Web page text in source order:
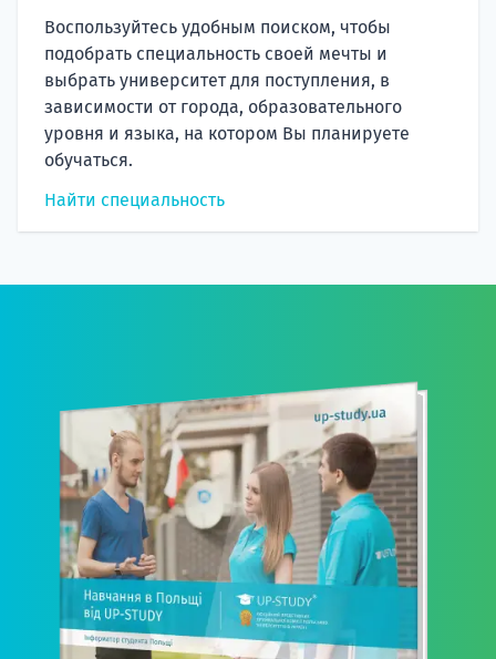
Воспользуйтесь удобным поиском, чтобы
подобрать специальность своей мечты и
выбрать университет для поступления, в
зависимости от города, образовательного
уровня и языка, на котором Вы планируете
обучаться.
Найти специальность